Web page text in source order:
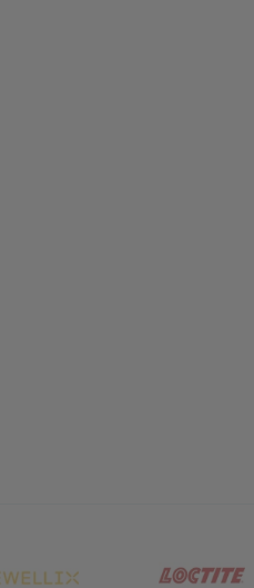
Tab)(öffnet in neuem Tab)